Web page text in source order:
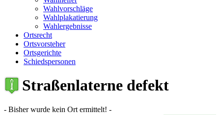
Wahlvorschläge
Wahlplakatierung
Wahlergebnisse
Ortsrecht
Ortsvorsteher
Ortsgerichte
Schiedspersonen
Straßenlaterne defekt
- Bisher wurde kein Ort ermittelt! -